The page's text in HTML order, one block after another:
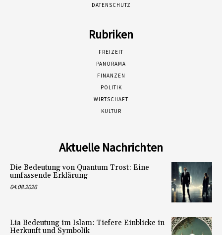
DATENSCHUTZ
Rubriken
FREIZEIT
PANORAMA
FINANZEN
POLITIK
WIRTSCHAFT
KULTUR
Aktuelle Nachrichten
Die Bedeutung von Quantum Trost: Eine
umfassende Erklärung
04.08.2026
Lia Bedeutung im Islam: Tiefere Einblicke in
Herkunft und Symbolik